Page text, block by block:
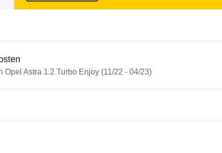
Opel Astra 1.2 Turbo Enjoy (11/22 - 04/23)